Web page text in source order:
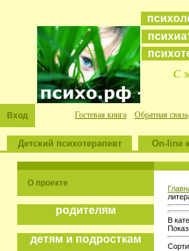
С
Вход Гостевая книга Обратная связь
Детский психотерапевт On-line
О проекте
родителям
детям и подросткам
В